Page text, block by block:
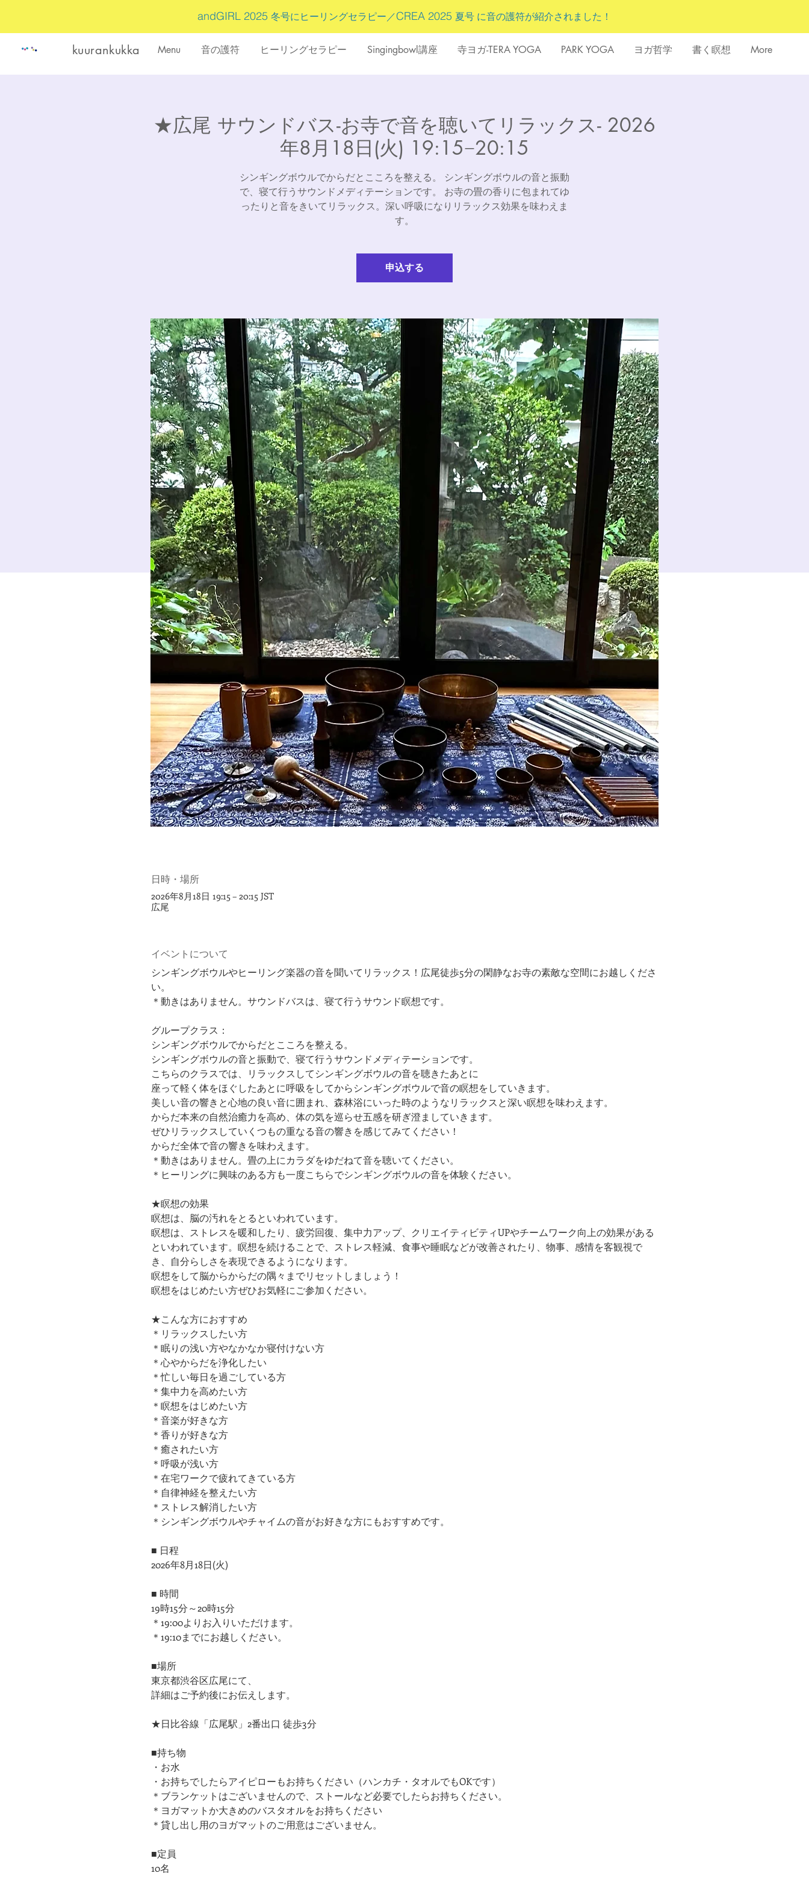
kuurankukka Menu 音の護符 ヒーリングセラピー Singingbowl講座 寺ヨガ-TERA YOGA PARK YOGA ヨガ哲学 書く瞑想 More
andGIRL 2025 冬号にヒーリングセラピー／CREA 2025 夏号 に音の護符が紹介されました！
★広尾 サウンドバス-お寺で音を聴いてリラックス- 2026
年8月18日(火) 19:15−20:15
シンギングボウルでからだとこころを整える。 シンギングボウルの音と振動
で、寝て行うサウンドメディテーションです。 お寺の畳の香りに包まれてゆ
ったりと音をきいてリラックス。深い呼吸になりリラックス効果を味わえま
す。
申込する
日時・場所
2026年8月18日 19:15 – 20:15 JST
広尾
イベントについて
シンギングボウルやヒーリング楽器の音を聞いてリラックス！広尾徒歩5分の閑静なお寺の素敵な空間にお越しくださ
い。
＊動きはありません。サウンドバスは、寝て行うサウンド瞑想です。
グループクラス：
シンギングボウルでからだとこころを整える。
シンギングボウルの音と振動で、寝て行うサウンドメディテーションです。
こちらのクラスでは、リラックスしてシンギングボウルの音を聴きたあとに
座って軽く体をほぐしたあとに呼吸をしてからシンギングボウルで音の瞑想をしていきます。
美しい音の響きと心地の良い音に囲まれ、森林浴にいった時のようなリラックスと深い瞑想を味わえます。
からだ本来の自然治癒力を高め、体の気を巡らせ五感を研ぎ澄ましていきます。
ぜひリラックスしていくつもの重なる音の響きを感じてみてください！
からだ全体で音の響きを味わえます。
＊動きはありません。畳の上にカラダをゆだねて音を聴いてください。
＊ヒーリングに興味のある方も一度こちらでシンギングボウルの音を体験ください。
★瞑想の効果
瞑想は、脳の汚れをとるといわれています。
瞑想は、ストレスを暖和したり、疲労回復、集中力アップ、クリエイティビティUPやチームワーク向上の効果がある
といわれています。瞑想を続けることで、ストレス軽減、食事や睡眠などが改善されたり、物事、感情を客観視で
き、自分らしさを表現できるようになります。
瞑想をして脳からからだの隅々までリセットしましょう！
瞑想をはじめたい方ぜひお気軽にご参加ください。
★こんな方におすすめ
＊リラックスしたい方
＊眠りの浅い方やなかなか寝付けない方
＊心やからだを浄化したい
＊忙しい毎日を過ごしている方
＊集中力を高めたい方
＊瞑想をはじめたい方
＊音楽が好きな方
＊香りが好きな方
＊癒されたい方
＊呼吸が浅い方
＊在宅ワークで疲れてきている方
＊自律神経を整えたい方
＊ストレス解消したい方
＊シンギングボウルやチャイムの音がお好きな方にもおすすめです。
■ 日程
2026年8月18日(火)
■ 時間
19時15分～20時15分
＊19:00よりお入りいただけます。
＊19:10までにお越しください。
■場所
東京都渋谷区広尾にて、
詳細はご予約後にお伝えします。
★日比谷線「広尾駅」2番出口 徒歩3分
■持ち物
・お水
・お持ちでしたらアイピローもお持ちください（ハンカチ・タオルでもOKです）
＊ブランケットはございませんので、ストールなど必要でしたらお持ちください。
＊ヨガマットか大きめのバスタオルをお持ちください
＊貸し出し用のヨガマットのご用意はございません。
■定員
10名